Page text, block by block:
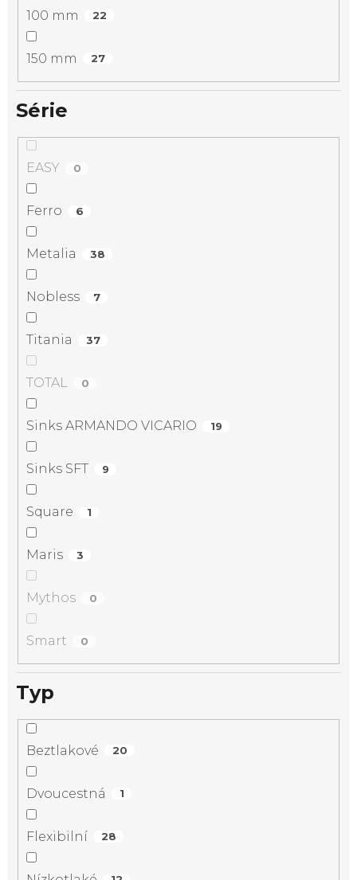
100 mm 22
150 mm 27
Série
EASY 0
Ferro 6
Metalia 38
Nobless 7
Titania 37
TOTAL 0
Sinks ARMANDO VICARIO 19
Sinks SFT 9
Square 1
Maris 3
Mythos 0
Smart 0
Typ
Beztlakové 20
Dvoucestná 1
Flexibilní 28